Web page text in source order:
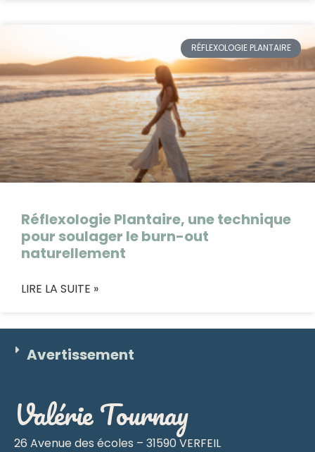
RÉFLEXOLOGIE PLANTAIRE
Réflexologie Plantaire, une technique
pour soulager le burn-out
naturellement
LIRE LA SUITE »
Avertissement
Valérie Tournay
26 Avenue des écoles – 31590 VERFEIL